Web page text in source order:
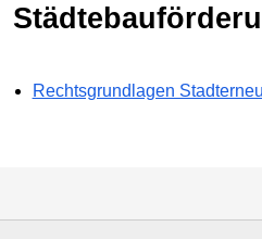
Rechtsgrundlagen